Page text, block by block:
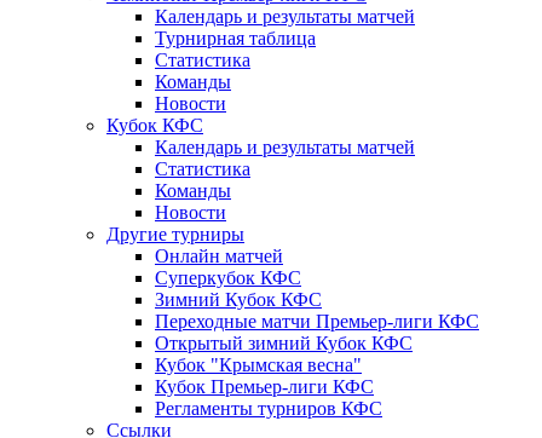
Календарь и результаты матчей
Турнирная таблица
Статистика
Команды
Новости
Кубок КФС
Календарь и результаты матчей
Статистика
Команды
Новости
Другие турниры
Онлайн матчей
Суперкубок КФС
Зимний Кубок КФС
Переходные матчи Премьер-лиги КФС
Открытый зимний Кубок КФС
Кубок "Крымская весна"
Кубок Премьер-лиги КФС
Регламенты турниров КФС
Ссылки